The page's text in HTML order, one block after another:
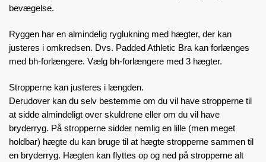
bevægelse.
Ryggen har en almindelig ryglukning med hægter, der kan
justeres i omkredsen. Dvs. Padded Athletic Bra kan forlænges
med bh-forlængere. Vælg bh-forlængere med 3 hægter.
Stropperne kan justeres i længden.
Derudover kan du selv bestemme om du vil have stropperne til
at sidde almindeligt over skuldrene eller om du vil have
bryderryg. På stropperne sidder nemlig en lille (men meget
holdbar) hægte du kan bruge til at hægte stropperne sammen til
en bryderryg. Hægten kan flyttes op og ned på stropperne alt